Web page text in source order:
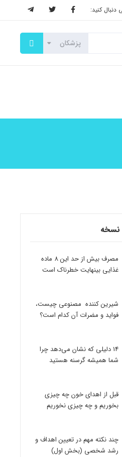
دنبال کنید:
نسخه
مصرف بیش از حد این 8 ماده
غذایی بینهایت خطرناک است
شیرین کننده مصنوعی چیست،
فواید و مضرات آن کدام است؟
14 دلیلی که نشان می‌دهد چرا
شما همیشه گرسنه هستید
قبل از اهدای خون چه چیزی
بخوریم و چه چیزی نخوریم
چند نکته مهم در تعیین اهداف و
رشد شخصی (بخش اول)